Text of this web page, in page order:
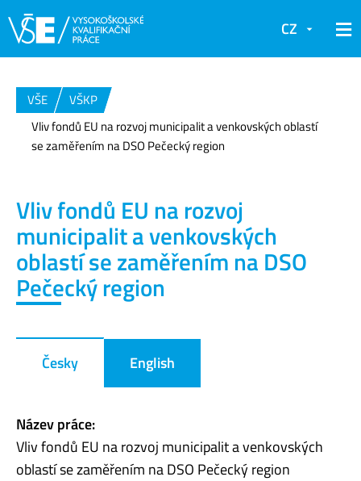
CZ
VŠE
VŠKP
Vliv fondů EU na rozvoj municipalit a venkovských oblastí
se zaměřením na DSO Pečecký region
Vliv fondů EU na rozvoj
municipalit a venkovských
oblastí se zaměřením na DSO
Pečecký region
Česky English
Název práce:
Vliv fondů EU na rozvoj municipalit a venkovských
oblastí se zaměřením na DSO Pečecký region